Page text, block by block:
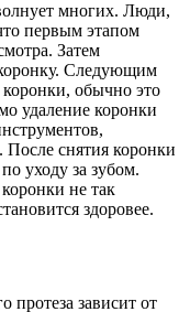
многих. Люди,
первым этапом
Затем
Следующим
обычно это
удаление коронки
После снятия коронки
уходу за зубом.
не так
здоровее.
протеза зависит от